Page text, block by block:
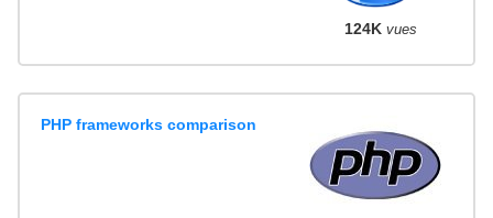
124K vues
PHP frameworks comparison